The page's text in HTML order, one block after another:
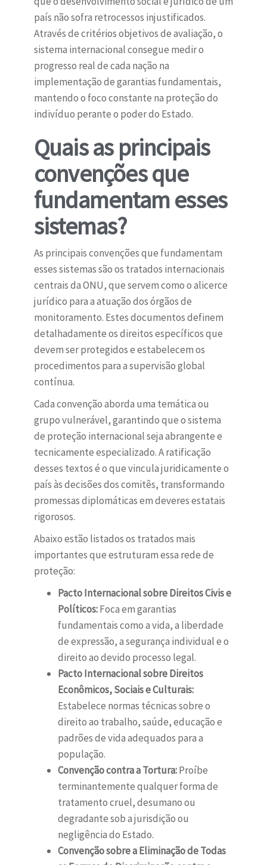
país não sofra retrocessos injustificados.
Através de critérios objetivos de avaliação, o
sistema internacional consegue medir o
progresso real de cada nação na
implementação de garantias fundamentais,
mantendo o foco constante na proteção do
indivíduo perante o poder do Estado.
Quais as principais
convenções que
fundamentam esses
sistemas?
As principais convenções que fundamentam
esses sistemas são os tratados internacionais
centrais da ONU, que servem como o alicerce
jurídico para a atuação dos órgãos de
monitoramento. Estes documentos definem
detalhadamente os direitos específicos que
devem ser protegidos e estabelecem os
procedimentos para a supervisão global
contínua.
Cada convenção aborda uma temática ou
grupo vulnerável, garantindo que o sistema
de proteção internacional seja abrangente e
tecnicamente especializado. A ratificação
desses textos é o que vincula juridicamente o
país às decisões dos comitês, transformando
promessas diplomáticas em deveres estatais
rigorosos.
Abaixo estão listados os tratados mais
importantes que estruturam essa rede de
proteção:
Pacto Internacional sobre Direitos Civis e
Políticos:Foca em garantias
fundamentais como a vida, a liberdade
de expressão, a segurança individual e o
direito ao devido processo legal.
Pacto Internacional sobre Direitos
Econômicos, Sociais e Culturais:
Estabelece normas técnicas sobre o
direito ao trabalho, saúde, educação e
padrões de vida adequados para a
população.
Convenção contra a Tortura:Proíbe
terminantemente qualquer forma de
tratamento cruel, desumano ou
degradante sob a jurisdição ou
negligência do Estado.
Convenção sobre a Eliminação de Todas